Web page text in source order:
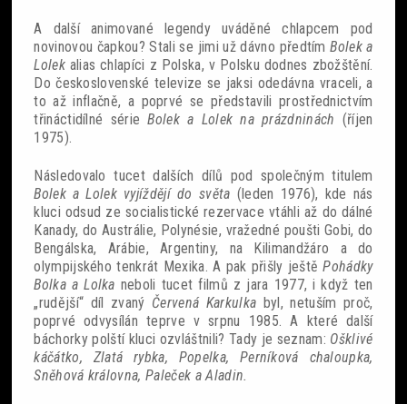
Ankety
Nedělník
Sobotní srdcovky
Povídky
Blackout
A další animované legendy uváděné chlapcem pod
novinovou čapkou? Stali se jimi už dávno předtímBolek a
Lolek alias chlapíci z Polska, v Polsku dodnes zbožštění.
Do československé televize se jaksi odedávna vraceli, a
to až inflačně, a poprvé se představili prostřednictvím
třináctidílné sérieBolek a Lolek na prázdninách (říjen
1975).
Následovalo tucet dalších dílů pod společným titulem
Bolek a Lolek vyjíždějí do světa (leden 1976), kde nás
kluci odsud ze socialistické rezervace vtáhli až do dálné
Kanady, do Austrálie, Polynésie, vražedné poušti Gobi, do
Bengálska, Arábie, Argentiny, na Kilimandžáro a do
olympijského tenkrát Mexika. A pak přišly ještěPohádky
Bolka a Lolka neboli tucet filmů z jara 1977, i když ten
„rudější“ díl zvaný Červená Karkulka byl, netuším proč,
poprvé odvysílán teprve v srpnu 1985. A které další
báchorky polští kluci ozvláštnili? Tady je seznam: Ošklivé
káčátko, Zlatá rybka, Popelka, Perníková chaloupka,
Sněhová královna, Paleček a Aladin.